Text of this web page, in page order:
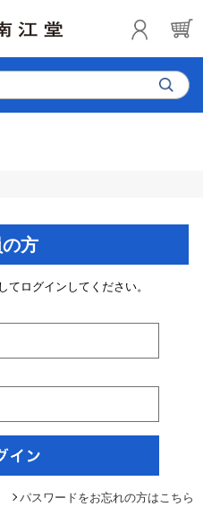
方
てログインしてください。
パスワードをお忘れの方はこちら